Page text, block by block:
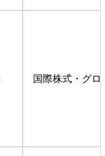
国際株式・グロ